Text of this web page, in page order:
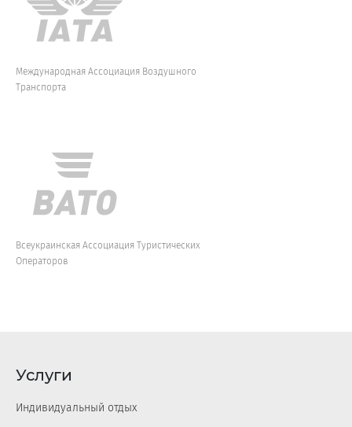
Международная Ассоциация Воздушного
Транспорта
Всеукраинская Ассоциация Туристических
Операторов
Услуги
Индивидуальный отдых